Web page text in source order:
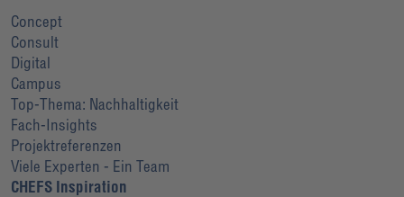
Concept
Consult
Digital
Campus
Top-Thema: Nachhaltigkeit
Fach-Insights
Projektreferenzen
Viele Experten - Ein Team
CHEFS Inspiration